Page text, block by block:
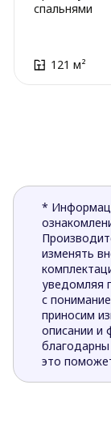
спальнями
121 м²
*
изменять
уведомляя
с
приносим
описании и
это